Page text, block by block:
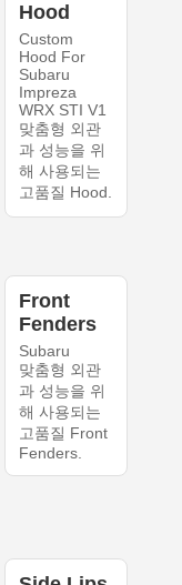
Hood
Custom
Hood For
Subaru
Impreza
WRX STI V1
맞춤형 외관
과 성능을 위
해 사용되는
고품질 Hood.
Front
Fenders
Subaru
맞춤형 외관
과 성능을 위
해 사용되는
고품질 Front
Fenders.